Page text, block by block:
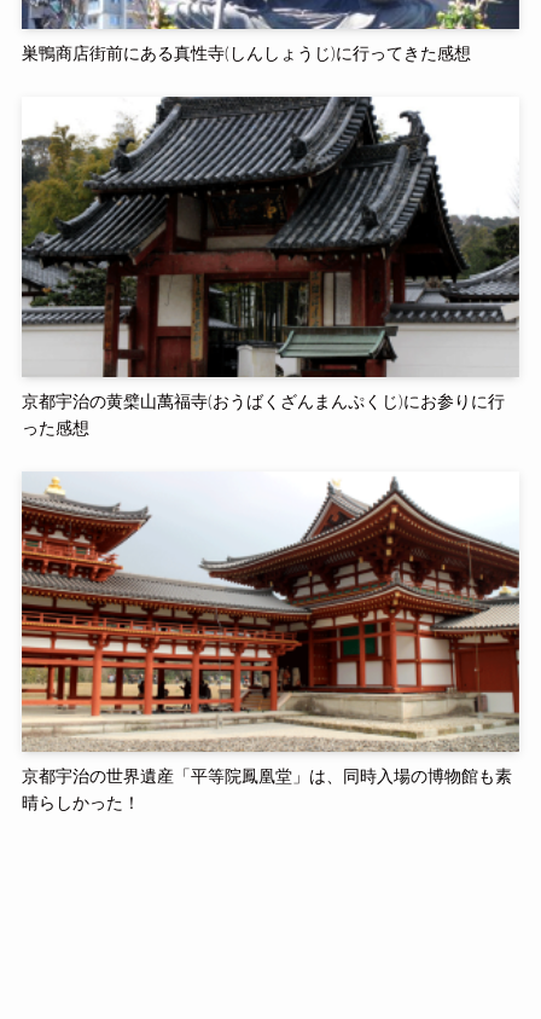
巣鴨商店街前にある真性寺(しんしょうじ)に行ってきた感想
京都宇治の黄檗山萬福寺(おうばくざんまんぷくじ)にお参りに行
った感想
京都宇治の世界遺産「平等院鳳凰堂」は、同時入場の博物館も素
晴らしかった！